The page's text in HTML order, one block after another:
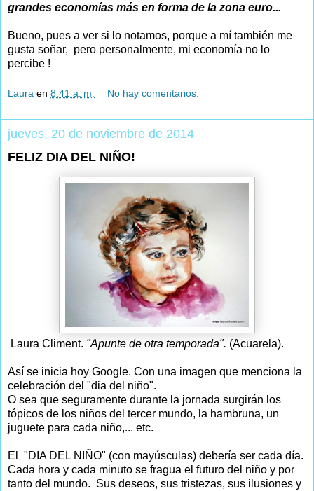
grandes economías más en forma de la zona euro...
Bueno, pues a ver si lo notamos, porque a mí también me
gusta soñar, pero personalmente, mi economía no lo
percibe !
Laura en 8:41 a. m. No hay comentarios:
jueves, 20 de noviembre de 2014
FELIZ DIA DEL NIÑO!
Laura Climent. "Apunte de otra temporada". (Acuarela).
Así se inicia hoy Google. Con una imagen que menciona la
celebración del "dia del niño".
O sea que seguramente durante la jornada surgirán los
tópicos de los niños del tercer mundo, la hambruna, un
juguete para cada niño,... etc.
El "DIA DEL NIÑO" (con mayúsculas) debería ser cada día.
Cada hora y cada minuto se fragua el futuro del niño y por
tanto del mundo. Sus deseos, sus tristezas, sus ilusiones y